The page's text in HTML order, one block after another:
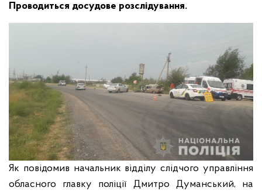
Проводиться досудове розслідування.
Як повідомив начальник відділу слідчого управління
обласного главку поліції Дмитро Думанський, на